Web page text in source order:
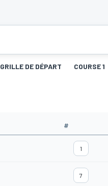
GRILLE DE DÉPART COURSE 1
#
1
7